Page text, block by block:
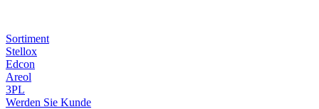
Sortiment
Stellox
Edcon
Areol
3PL
Werden Sie Kunde